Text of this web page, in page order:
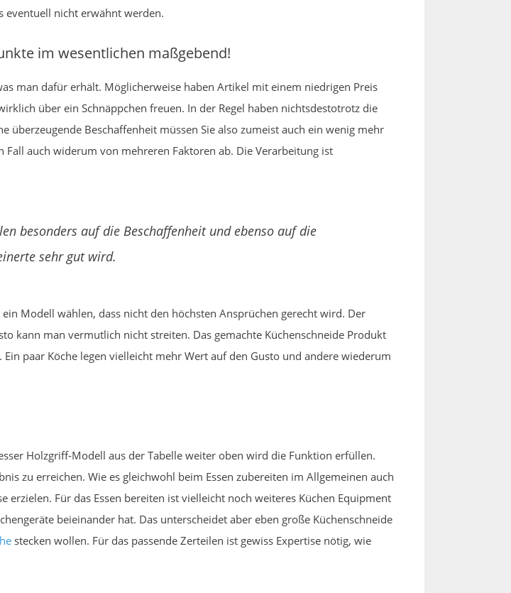
eventuell nicht erwähnt werden.
im wesentlichen maßgebend!
man dafür erhält. Möglicherweise haben Artikel mit einem niedrigen Preis
über ein Schnäppchen freuen. In der Regel haben nichtsdestotrotz die
überzeugende Beschaffenheit müssen Sie also zumeist auch ein wenig mehr
auch widerum von mehreren Faktoren ab. Die Verarbeitung ist
besonders auf die Beschaffenheit und ebenso auf die
sehr gut wird.
Modell wählen, dass nicht den höchsten Ansprüchen gerecht wird. Der
kann man vermutlich nicht streiten. Das gemachte Küchenschneide Produkt
paar Köche legen vielleicht mehr Wert auf den Gusto und andere wiederum
Holzgriff-Modell aus der Tabelle weiter oben wird die Funktion erfüllen.
zu erreichen. Wie es gleichwohl beim Essen zubereiten im Allgemeinen auch
erzielen. Für das Essen bereiten ist vielleicht noch weiteres Küchen Equipment
beieinander hat. Das unterscheidet aber eben große Küchenschneide
stecken wollen. Für das passende Zerteilen ist gewiss Expertise nötig, wie